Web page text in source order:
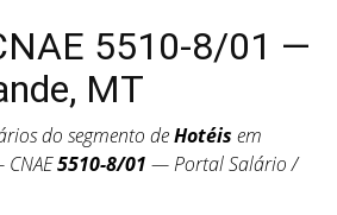
5510-8/01 —
MT
do segmento deHotéis em
5510-8/01 — Portal Salário /